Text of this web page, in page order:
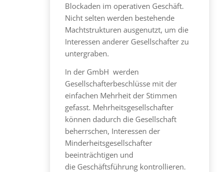
Blockaden im operativen Geschäft.
Nicht selten werden bestehende
Machtstrukturen ausgenutzt, um die
Interessen anderer Gesellschafter zu
untergraben.
In der GmbH werden
Gesellschafterbeschlüsse mit der
einfachen Mehrheit der Stimmen
gefasst. Mehrheitsgesellschafter
können dadurch die Gesellschaft
beherrschen, Interessen der
Minderheitsgesellschafter
beeinträchtigen und
die Geschäftsführung kontrollieren.